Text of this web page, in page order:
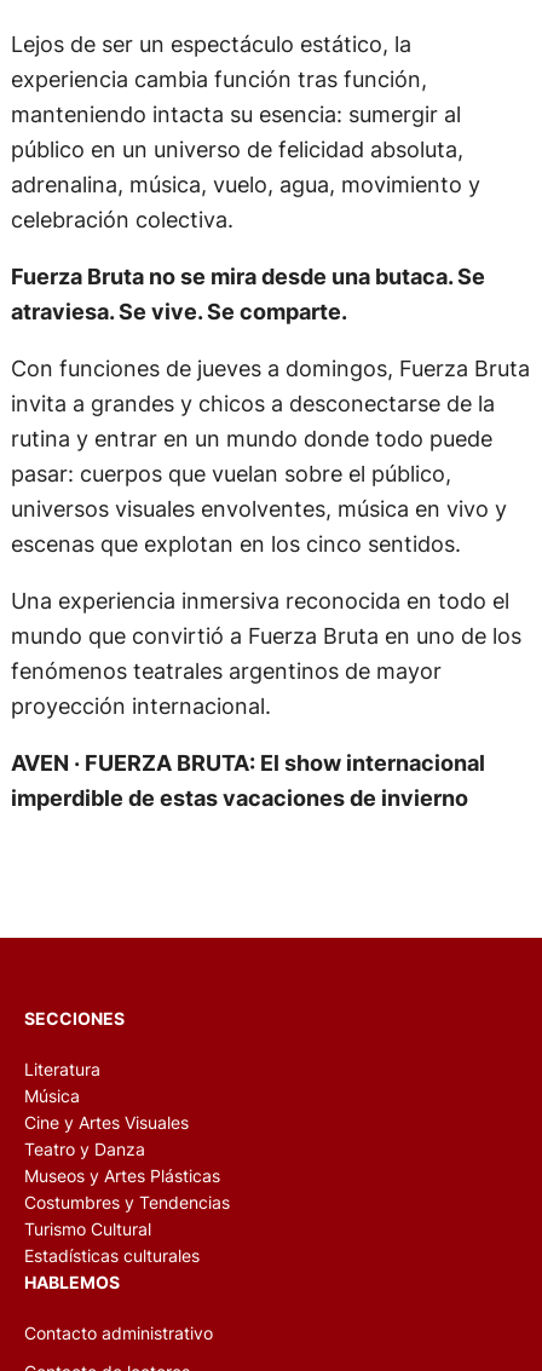
Lejos de ser un espectáculo estático, la
experiencia cambia función tras función,
manteniendo intacta su esencia: sumergir al
público en un universo de felicidad absoluta,
adrenalina, música, vuelo, agua, movimiento y
celebración colectiva.
Fuerza Bruta no se mira desde una butaca. Se
atraviesa. Se vive. Se comparte.
Con funciones de jueves a domingos, Fuerza Bruta
invita a grandes y chicos a desconectarse de la
rutina y entrar en un mundo donde todo puede
pasar: cuerpos que vuelan sobre el público,
universos visuales envolventes, música en vivo y
escenas que explotan en los cinco sentidos.
Una experiencia inmersiva reconocida en todo el
mundo que convirtió a Fuerza Bruta en uno de los
fenómenos teatrales argentinos de mayor
proyección internacional.
AVEN · FUERZA BRUTA: El show internacional
imperdible de estas vacaciones de invierno
SECCIONES
Literatura
Música
Cine y Artes Visuales
Teatro y Danza
Museos y Artes Plásticas
Costumbres y Tendencias
Turismo Cultural
Estadísticas culturales
HABLEMOS
Contacto administrativo